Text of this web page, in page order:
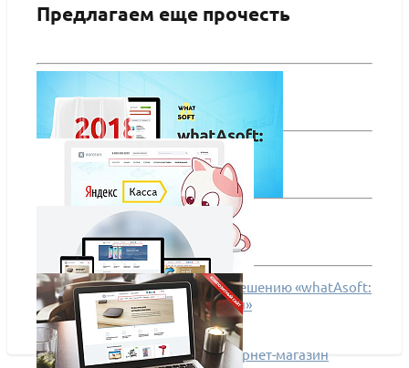
whatAsoft: Интернет-магазин «Старт»
ПОДРОБНЕЕ
Предлагаем еще прочесть
whatAsoft — 2018
Подключение Яндекс.Кассы к решению «whatAsoft:
Классический интернет-магазин»
Адаптивный классический интернет-магазин